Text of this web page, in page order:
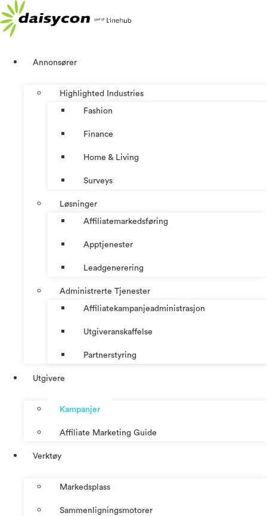
Skip
to
content
Annonsører
Highlighted Industries
Fashion
Finance
Home & Living
Surveys
Løsninger
Affiliatemarkedsføring
Apptjenester
Leadgenerering
Administrerte Tjenester
Affiliatekampanjeadministrasjon
Utgiveranskaffelse
Partnerstyring
Utgivere
Kampanjer
Affiliate Marketing Guide
Verktøy
Markedsplass
Sammenligningsmotorer